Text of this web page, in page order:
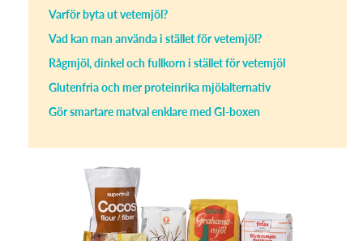
Varför byta ut vetemjöl?
Vad kan man använda i stället för vetemjöl?
Rågmjöl, dinkel och fullkorn i stället för vetemjöl
Glutenfria och mer proteinrika mjölalternativ
Gör smartare matval enklare med GI-boxen